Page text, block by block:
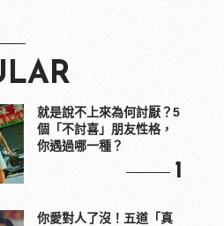
就是說不上來為何討厭？5
個「不討喜」朋友性格，
你遇過哪一種？
1
你愛對人了沒！五道「真